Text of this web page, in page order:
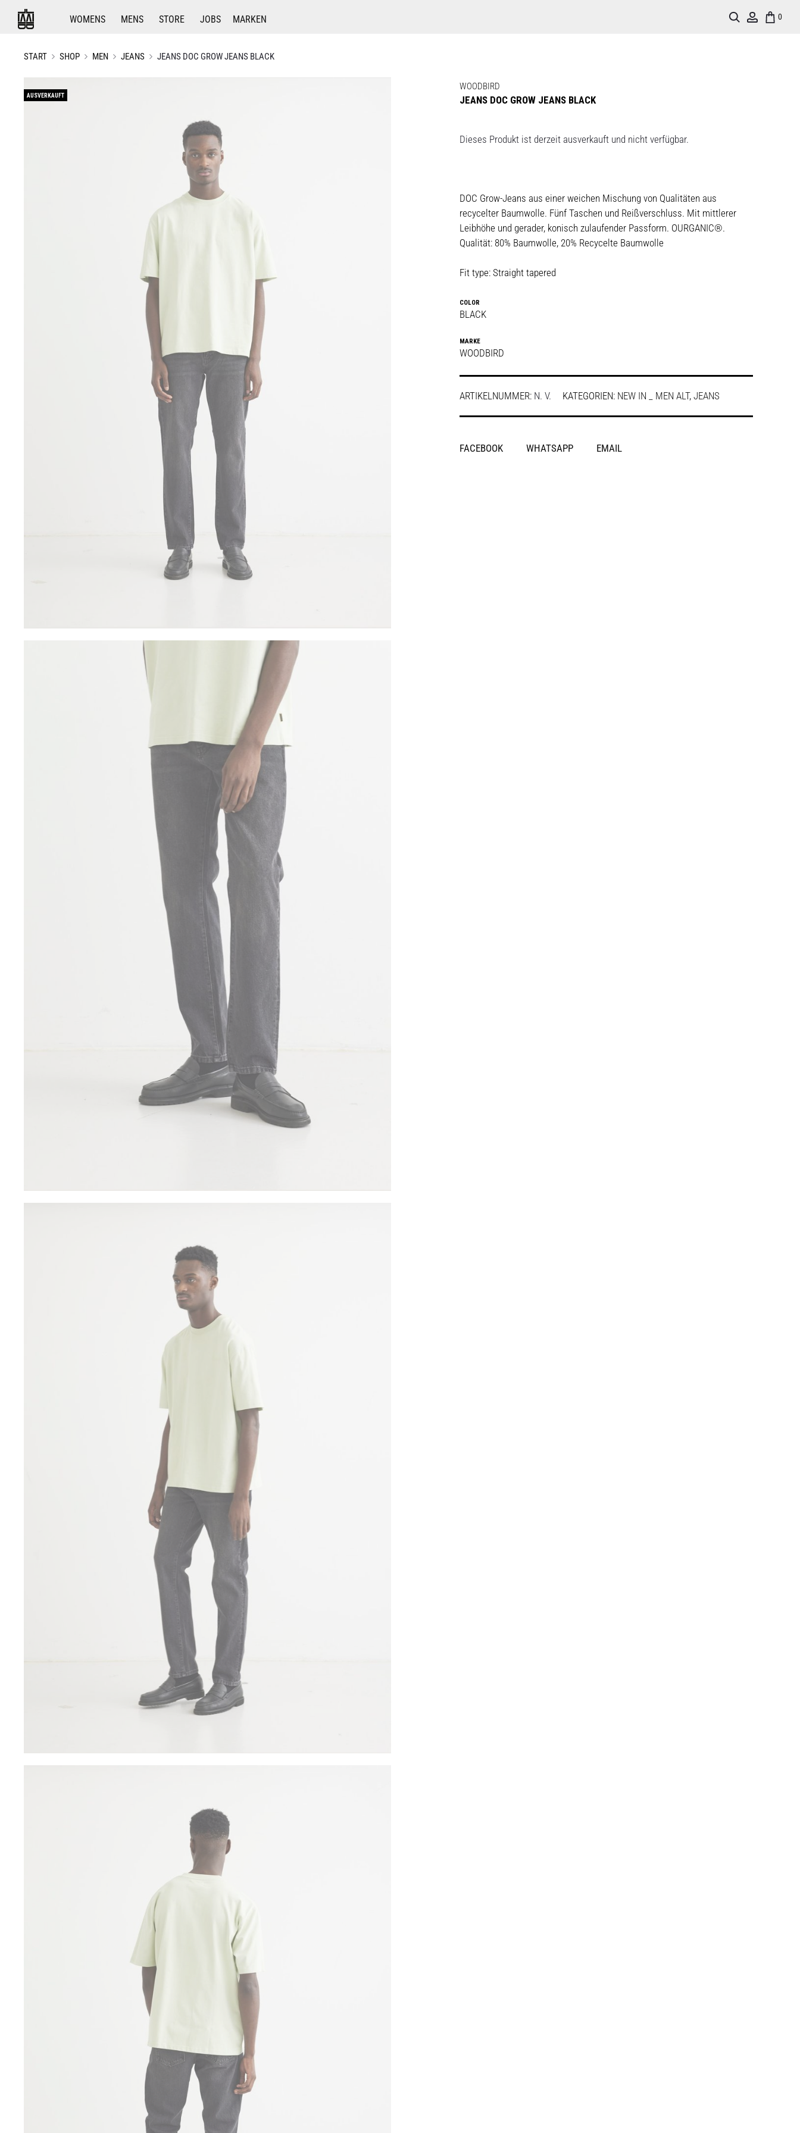
WOMENS MENS STORE JOBS MARKEN 0
Account
Search
START SHOP MEN JEANS JEANS DOC GROW JEANS BLACK
AUSVERKAUFT
WOODBIRD
JEANS DOC GROW JEANS BLACK
Dieses Produkt ist derzeit ausverkauft und nicht verfügbar.
DOC Grow-Jeans aus einer weichen Mischung von Qualitäten aus
recycelter Baumwolle. Fünf Taschen und Reißverschluss. Mit mittlerer
Leibhöhe und gerader, konisch zulaufender Passform. OURGANIC®.
Qualität: 80% Baumwolle, 20% Recycelte Baumwolle
Fit type: Straight tapered
COLOR
BLACK
MARKE
WOODBIRD
ARTIKELNUMMER: N. V. KATEGORIEN: NEW IN _ MEN ALT, JEANS
SHARE
FACEBOOK WHATSAPP EMAIL